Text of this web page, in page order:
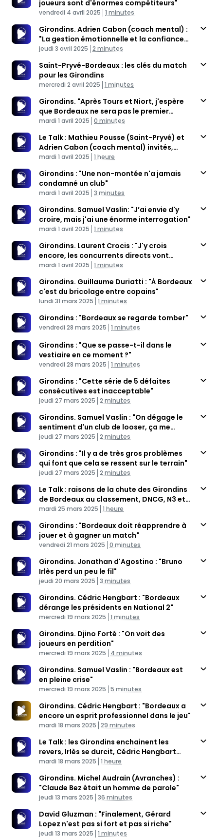
joueurs sont d'énormes compétiteurs"
Published At
vendredi 4 avril 2025 Time
1 minutes
Girondins. Adrien Cabon (coach mental) :
"La gestion émotionnelle et la confiance
font défaut"
Published At
jeudi 3 avril 2025 Time
2 minutes
Saint-Pryvé-Bordeaux : les clés du match
pour les Girondins
Published At
mercredi 2 avril 2025 Time
1 minutes
Girondins. "Après Tours et Niort, j'espère
que Bordeaux ne sera pas le premier
monument à disparaitre"
Published At
mardi 1 avril 2025 Time
0 minutes
Le Talk : Mathieu Pousse (Saint-Pryvé) et
Adrien Cabon (coach mental) invités,
Girondins en N2
Published At
mardi 1 avril 2025 Time
1 heure
Girondins : "Une non-montée n'a jamais
condamné un club"
Published At
mardi 1 avril 2025 Time
3 minutes
Girondins. Samuel Vaslin: "J’ai envie d'y
croire, mais j'ai une énorme interrogation"
Published At
mardi 1 avril 2025 Time
1 minutes
Girondins. Laurent Crocis : "J'y crois
encore, les concurrents directs vont
s'affronter"
Published At
mardi 1 avril 2025 Time
1 minutes
Girondins. Guillaume Duriatti : "À Bordeaux
c'est du bricolage entre copains"
Published At
lundi 31 mars 2025 Time
1 minutes
Girondins : "Bordeaux se regarde tomber"
Published At
vendredi 28 mars 2025 Time
1 minutes
Girondins : "Que se passe-t-il dans le
vestiaire en ce moment ?"
Published At
vendredi 28 mars 2025 Time
1 minutes
Girondins : "Cette série de 5 défaites
consécutives est inacceptable"
Published At
jeudi 27 mars 2025 Time
2 minutes
Girondins. Samuel Vaslin : "On dégage le
sentiment d'un club de looser, ça me
dérange"
Published At
jeudi 27 mars 2025 Time
2 minutes
Girondins : "Il y a de très gros problèmes
qui font que cela se ressent sur le terrain"
Published At
jeudi 27 mars 2025 Time
2 minutes
Le Talk : raisons de la chute des Girondins
de Bordeaux au classement, DNCG, N3 et
féminines, Blois
Published At
mardi 25 mars 2025 Time
1 heure
Girondins : "Bordeaux doit réapprendre à
jouer et à gagner un match"
Published At
vendredi 21 mars 2025 Time
0 minutes
Girondins. Jonathan d'Agostino : "Bruno
Irlès perd un peu le fil"
Published At
jeudi 20 mars 2025 Time
3 minutes
Girondins. Cédric Hengbart : "Bordeaux
dérange les présidents en National 2"
Published At
mercredi 19 mars 2025 Time
1 minutes
Girondins. Djino Forté : "On voit des
joueurs en perdition"
Published At
mercredi 19 mars 2025 Time
4 minutes
Girondins. Samuel Vaslin : "Bordeaux est
en pleine crise"
Published At
mercredi 19 mars 2025 Time
5 minutes
Girondins. Cédric Hengbart : "Bordeaux a
encore un esprit professionnel dans le jeu"
Published At
mardi 18 mars 2025 Time
29 minutes
Le Talk : les Girondins enchainent les
revers, Irlès se durcit, Cédric Hengbart
invité
Published At
mardi 18 mars 2025 Time
1 heure
Girondins. Michel Audrain (Avranches) :
"Claude Bez était un homme de parole"
Published At
jeudi 13 mars 2025 Time
36 minutes
David Gluzman : "Finalement, Gérard
Lopez n'est pas si fort et pas si riche"
Published At
jeudi 13 mars 2025 Time
1 minutes